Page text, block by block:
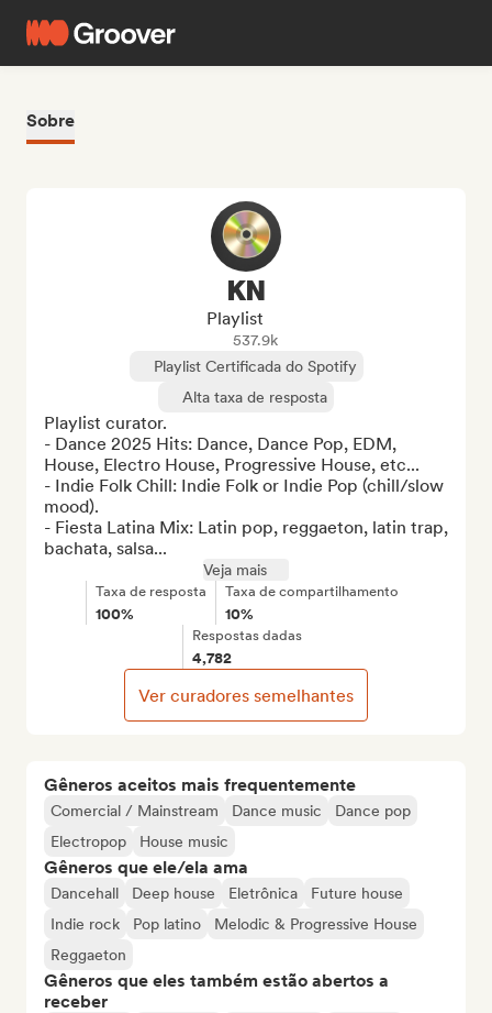
Sobre
Gêneros aceitos mais frequentemente
Comercial / Mainstream Dance music
Dance pop
Electropop
House music
Gêneros que ele/ela ama
Dancehall Deep house Eletrônica
Future house
Indie rock
Pop latino
Melodic & Progressive House
Reggaeton
Gêneros que eles também estão abertos a
receber
KN
Playlist
537.9k
Playlist Certificada do Spotify
Alta taxa de resposta
Playlist curator.
- Dance 2025 Hits: Dance, Dance Pop, EDM,
House, Electro House, Progressive House, etc...
- Indie Folk Chill: Indie Folk or Indie Pop (chill/slow
mood).
- Fiesta Latina Mix: Latin pop, reggaeton, latin trap,
bachata, salsa...
Veja mais
Taxa de resposta
100%
Taxa de compartilhamento
10%
Respostas dadas
4,782
Ver curadores semelhantes